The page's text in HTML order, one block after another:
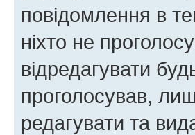
повідомлення в
ніхто не
відредагувати
проголосував,
редагувати та